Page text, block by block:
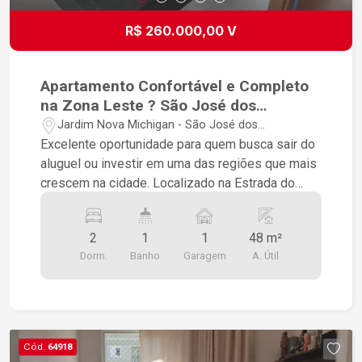
R$ 260.000,00 V
Apartamento Confortável e Completo
na Zona Leste ? São José dos
Campos/SP
Jardim Nova Michigan - São José dos
Campos/SP
Excelente oportunidade para quem busca sair do
aluguel ou investir em uma das regiões que mais
crescem na cidade. Localizado na Estrada do
combinação perfeita de praticidade, segurança e
lazer para a sua família. Destaques do
Apartamento: Ambientes Integrados: Sala de
Dia a Dia: Banheiro social funcional e área de
serviço integrada. Vaga de Garagem: 1 vaga
2
Dorm.
1
Banho
1
Garagem
48 m²
A. Útil
Cód. 64918